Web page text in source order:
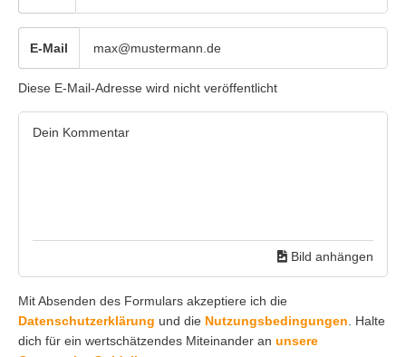
E-Mail
Diese E-Mail-Adresse wird nicht veröffentlicht
Bild anhängen
Mit Absenden des Formulars akzeptiere ich die
Datenschutzerklärung und die Nutzungsbedingungen . Halte
dich für ein wertschätzendes Miteinander an unsere